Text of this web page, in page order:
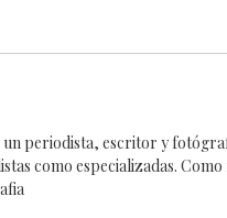
periodista, escritor y
como especializadas.